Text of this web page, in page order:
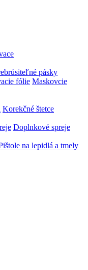
pásky
fólie Maskovcie
Korekčné štetce
Doplnkové spreje
na lepidlá a tmely